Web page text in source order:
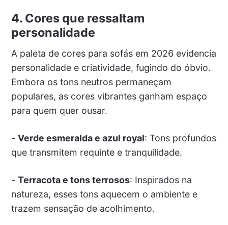
4. Cores que ressaltam
personalidade
A paleta de cores para sofás em 2026 evidencia
personalidade e criatividade, fugindo do óbvio.
Embora os tons neutros permaneçam
populares, as cores vibrantes ganham espaço
para quem quer ousar.
- Verde esmeralda e azul royal: Tons profundos
que transmitem requinte e tranquilidade.
- Terracota e tons terrosos: Inspirados na
natureza, esses tons aquecem o ambiente e
trazem sensação de acolhimento.